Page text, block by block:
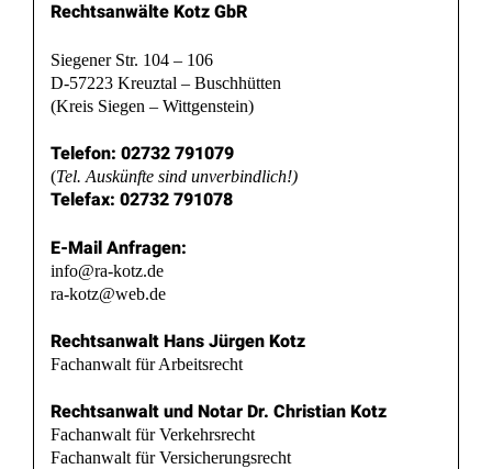
Rechtsanwälte Kotz GbR
Siegener Str. 104 – 106
D-57223 Kreuztal – Buschhütten
(Kreis Siegen – Wittgenstein)
Telefon: 02732 791079
(Tel. Auskünfte sind unverbindlich!)
Telefax: 02732 791078
E-Mail Anfragen:
info@ra-kotz.de
ra-kotz@web.de
Rechtsanwalt Hans Jürgen Kotz
Fachanwalt für Arbeitsrecht
Rechtsanwalt und Notar Dr. Christian Kotz
Fachanwalt für Verkehrsrecht
Fachanwalt für Versicherungsrecht